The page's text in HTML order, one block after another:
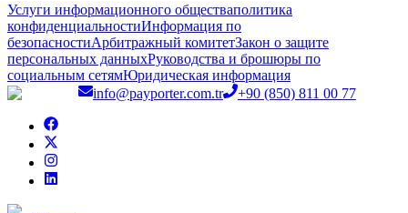
Услуги информационного обществаполитика
конфиденциальностиИнформация по
безопасностиАрбитражный комитетЗакон о защите
персональных данныхРуководства и брошюры по
социальным сетямЮридическая информация
info@payporter.com.tr
+90 (850) 811 00 77